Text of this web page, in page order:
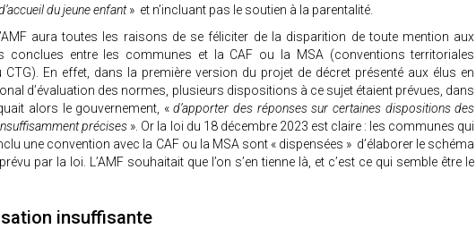
du jeune enfant» et n’incluant pas le soutien à la parentalité.
aura toutes les raisons de se féliciter de la disparition de toute mention aux
conclues entre les communes et la CAF ou la MSA (conventions territoriales
CTG). En effet, dans la première version du projet de décret présenté aux élus en
d’évaluation des normes, plusieurs dispositions à ce sujet étaient prévues, dans
alors le gouvernement, «d’apporter des réponses sur certaines dispositions des
précises ». Or la loi du 18 décembre 2023 est claire : les communes qui
une convention avec la CAF ou la MSA sont « dispensées » d’élaborer le schéma
par la loi. L’AMF souhaitait que l’on s’en tienne là, et c’est ce qui semble être le
insuffisante